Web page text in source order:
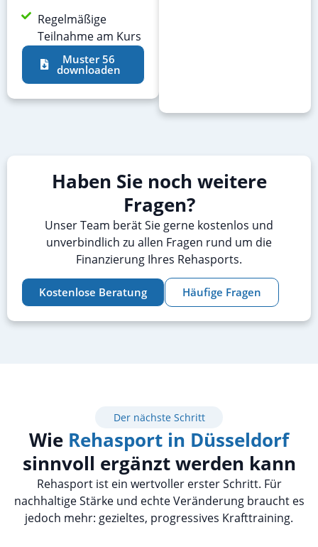
Regelmäßige
Teilnahme am Kurs
Muster 56
downloaden
Haben Sie noch weitere
Fragen?
Unser Team berät Sie gerne kostenlos und
unverbindlich zu allen Fragen rund um die
Finanzierung Ihres Rehasports.
Kostenlose Beratung Häufige Fragen
Der nächste Schritt
Wie Rehasport in Düsseldorf
sinnvoll ergänzt werden kann
Rehasport ist ein wertvoller erster Schritt. Für
nachhaltige Stärke und echte Veränderung braucht es
jedoch mehr: gezieltes, progressives Krafttraining.